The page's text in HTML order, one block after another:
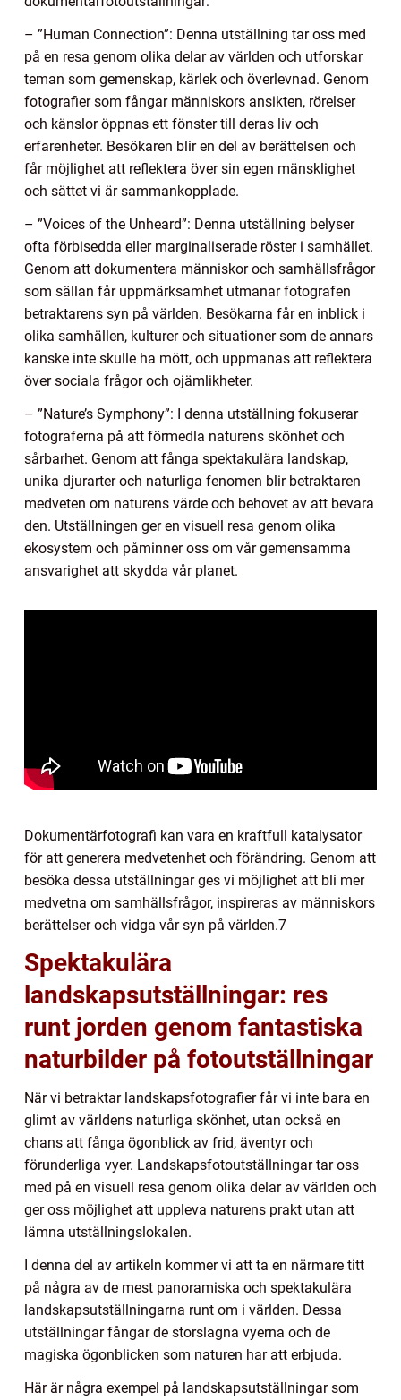
– ”Human Connection”: Denna utställning tar oss med
på en resa genom olika delar av världen och utforskar
teman som gemenskap, kärlek och överlevnad. Genom
fotografier som fångar människors ansikten, rörelser
och känslor öppnas ett fönster till deras liv och
erfarenheter. Besökaren blir en del av berättelsen och
får möjlighet att reflektera över sin egen mänsklighet
och sättet vi är sammankopplade.
– ”Voices of the Unheard”: Denna utställning belyser
ofta förbisedda eller marginaliserade röster i samhället.
Genom att dokumentera människor och samhällsfrågor
som sällan får uppmärksamhet utmanar fotografen
betraktarens syn på världen. Besökarna får en inblick i
olika samhällen, kulturer och situationer som de annars
kanske inte skulle ha mött, och uppmanas att reflektera
över sociala frågor och ojämlikheter.
– ”Nature’s Symphony”: I denna utställning fokuserar
fotograferna på att förmedla naturens skönhet och
sårbarhet. Genom att fånga spektakulära landskap,
unika djurarter och naturliga fenomen blir betraktaren
medveten om naturens värde och behovet av att bevara
den. Utställningen ger en visuell resa genom olika
ekosystem och påminner oss om vår gemensamma
ansvarighet att skydda vår planet.
Dokumentärfotografi kan vara en kraftfull katalysator
för att generera medvetenhet och förändring. Genom att
besöka dessa utställningar ges vi möjlighet att bli mer
medvetna om samhällsfrågor, inspireras av människors
berättelser och vidga vår syn på världen.7
Spektakulära
landskapsutställningar: res
runt jorden genom fantastiska
naturbilder på fotoutställningar
När vi betraktar landskapsfotografier får vi inte bara en
glimt av världens naturliga skönhet, utan också en
chans att fånga ögonblick av frid, äventyr och
förunderliga vyer. Landskapsfotoutställningar tar oss
med på en visuell resa genom olika delar av världen och
ger oss möjlighet att uppleva naturens prakt utan att
lämna utställningslokalen.
I denna del av artikeln kommer vi att ta en närmare titt
på några av de mest panoramiska och spektakulära
landskapsutställningarna runt om i världen. Dessa
utställningar fångar de storslagna vyerna och de
magiska ögonblicken som naturen har att erbjuda.
Här är några exempel på landskapsutställningar som